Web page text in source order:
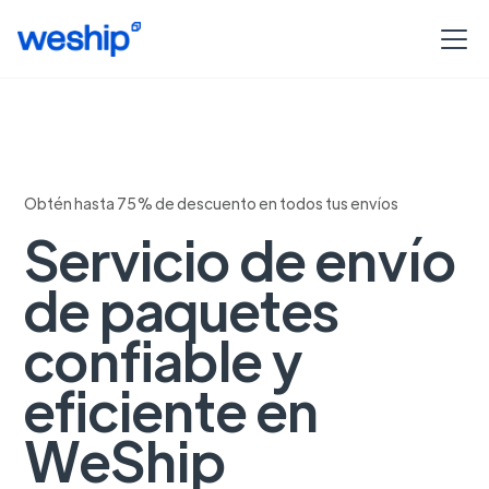
Obtén hasta 75% de descuento en todos tus envíos
Servicio de envío
de paquetes
confiable y
eficiente en
WeShip